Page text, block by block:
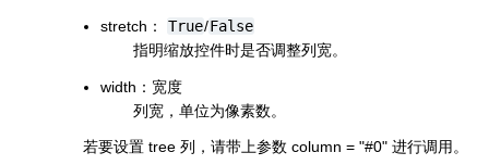
stretch： True/False
指明缩放控件时是否调整列宽。
width：宽度
列宽，单位为像素数。
若要设置 tree 列，请带上参数 column = "#0" 进行调用。